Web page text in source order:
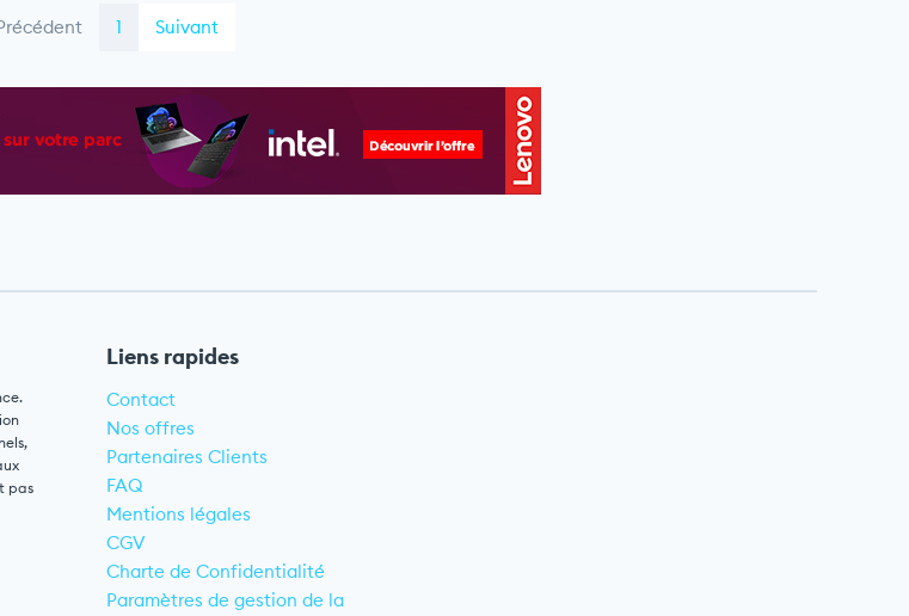
1 Suivant
pas
Liens rapides
Contact
Nos offres
Partenaires Clients
FAQ
Mentions légales
CGV
Charte de Confidentialité
Paramètres de gestion de la